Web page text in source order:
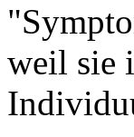
weil sie